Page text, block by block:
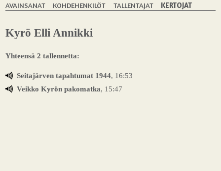
AVAINSANAT
KOHDEHENKILÖT TALLENTAJAT KERTOJAT
Kyrö Elli Annikki
Yhteensä 2 tallennetta:
Seitajärven tapahtumat 1944, 16:53
Veikko Kyrön pakomatka, 15:47